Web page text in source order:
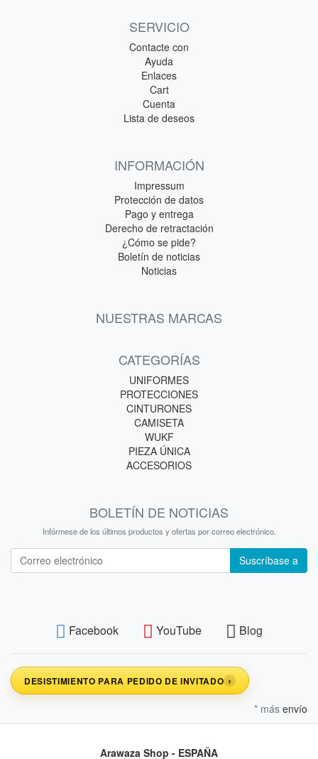
SERVICIO
Contacte con
Ayuda
Enlaces
Cart
Cuenta
Lista de deseos
INFORMACIÓN
Impressum
Protección de datos
Pago y entrega
Derecho de retractación
¿Cómo se pide?
Boletín de noticias
Noticias
NUESTRAS MARCAS
CATEGORÍAS
UNIFORMES
PROTECCIONES
CINTURONES
CAMISETA
WUKF
PIEZA ÚNICA
ACCESORIOS
BOLETÍN DE NOTICIAS
Infórmese de los últimos productos y ofertas por correo electrónico.
Boletín de noticiasSuscríbase a
Facebook YouTube Blog
DESISTIMIENTO PARA PEDIDO DE INVITADO ›
* más envío
Arawaza Shop - ESPAÑA